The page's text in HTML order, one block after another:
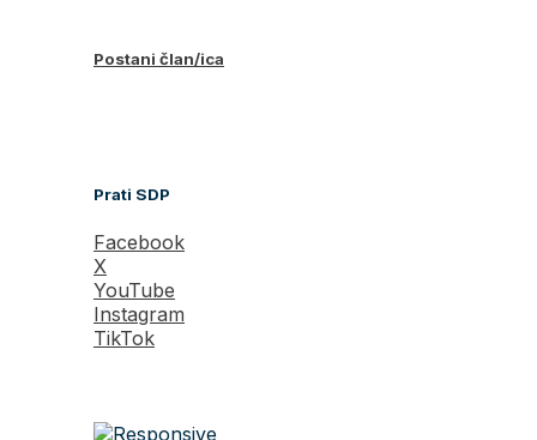
Postani član/ica
Prati SDP
Facebook
X
YouTube
Instagram
TikTok